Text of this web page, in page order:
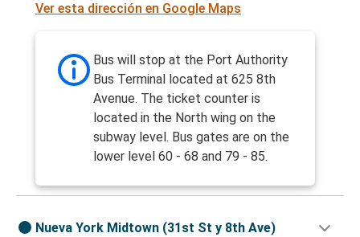
Ver esta dirección en Google Maps
Bus will stop at the Port Authority
Bus Terminal located at 625 8th
Avenue. The ticket counter is
located in the North wing on the
subway level. Bus gates are on the
lower level 60 - 68 and 79 - 85.
Nueva York Midtown (31st St y 8th Ave)